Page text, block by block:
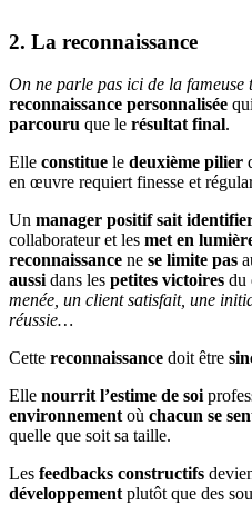
2. La reconnaissance
On ne parle pas ici de la
reconnaissance personnalisée qui
parcouru que le résultat final.
Elle constitue le deuxième pilier
en œuvre requiert finesse et
Un manager positif sait
collaborateur et les met en
reconnaissance ne se limite pas
aussi dans les petites victoires du
menée, un client satisfait, une
réussie…
Cette reconnaissance doit être
Elle nourrit l’estime de soi
environnement où chacun se
quelle que soit sa taille.
Les feedbacks constructifs
développement plutôt que des